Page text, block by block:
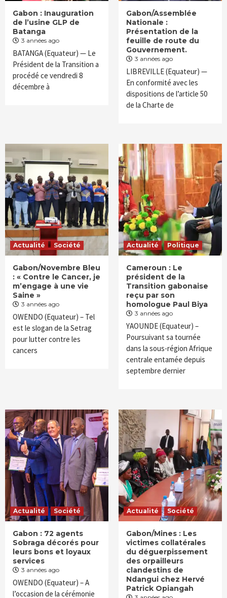
Gabon : Inauguration
de l’usine GLP de
Batanga
3 années ago
BATANGA (Equateur) — Le
Président de la Transition a
procédé ce vendredi 8
décembre à
Gabon/Assemblée
Nationale :
Présentation de la
feuille de route du
Gouvernement.
3 années ago
LIBREVILLE (Equateur) —
En conformité avec les
dispositions de l’article 50
de la Charte de
Actualité Société
Gabon/Novembre Bleu
: « Contre le Cancer, je
m’engage à une vie
Saine »
3 années ago
OWENDO (Equateur) – Tel
est le slogan de la Setrag
pour lutter contre les
cancers
Actualité Politique
Cameroun : Le
président de la
Transition gabonaise
reçu par son
homologue Paul Biya
3 années ago
YAOUNDE (Equateur) –
Poursuivant sa tournée
dans la sous-région Afrique
centrale entamée depuis
septembre dernier
Actualité Société
Gabon : 72 agents
Sobraga décorés pour
leurs bons et loyaux
services
3 années ago
OWENDO (Equateur) – A
l’occasion de la cérémonie
Actualité Société
Gabon/Mines : Les
victimes collatérales
du déguerpissement
des orpailleurs
clandestins de
Ndangui chez Hervé
Patrick Opiangah